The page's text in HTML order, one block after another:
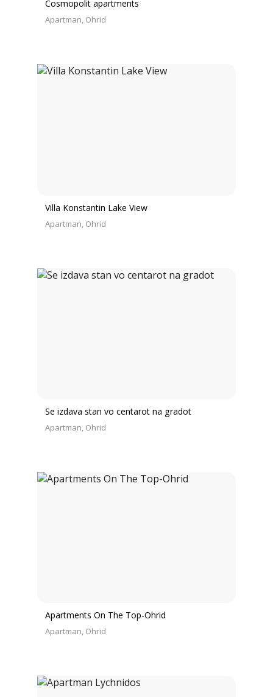
Cosmopolit apartments
Apartman Ohrid
Villa Konstantin Lake View
Apartman Ohrid
Se izdava stan vo centarot na gradot
Apartman Ohrid
Apartments On The Top-Ohrid
Apartman Ohrid